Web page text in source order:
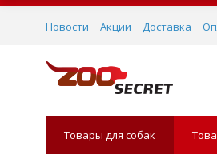
Новости Акции Доставка
Товары для собак